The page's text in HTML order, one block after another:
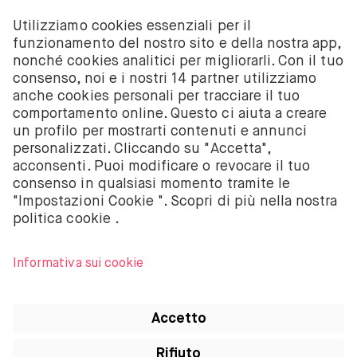
I servizi di investimento su azioni ed ETF offerti da
BUX sono forniti da BUX B.V., società registrata
presso la Camera di Commercio di Amsterdam con il
numero 58403949. BUX B.V. è autorizzata a operare
dall’Autorità Olandese per i Mercati Finanziari (AFM)
nei limiti previsti dalla normativa vigente.
BUX B.V. non fornisce consulenza d’investimento e
gli investitori devono prendere le decisioni
d’investimento autonomamente o ricercando una
consulenza indipendente. Investire comporta
Apple, il logo Apple, iPod, iPad, iPod touch e iTunes